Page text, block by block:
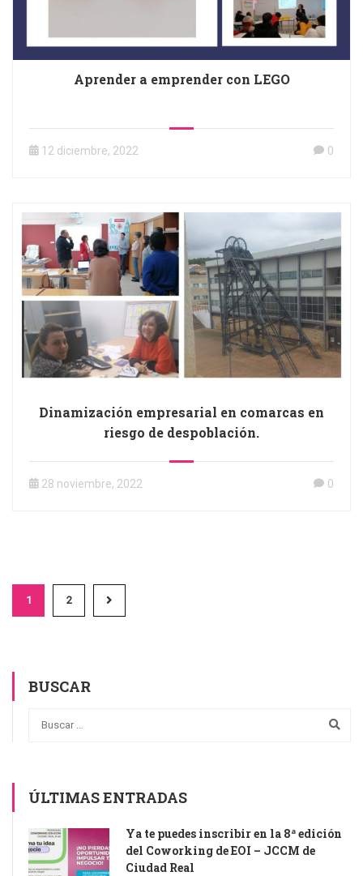
Aprender a emprender con LEGO
12 diciembre, 2022 0
Dinamización empresarial en comarcas en
riesgo de despoblación.
28 noviembre, 2022 0
1 2
BUSCAR
ÚLTIMAS ENTRADAS
Ya te puedes inscribir en la 8ª edición
del Coworking de EOI – JCCM de
Ciudad Real